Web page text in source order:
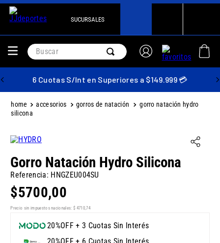
SUCURSALES
Buscar
6 Cuotas S/Int en Superiores a $149.999 💳
accesorios gorros de natación
gorro natación hydro
silicona
Gorro Natación Hydro Silicona
Referencia: HNGZEU004SU
$5700,00
Precio sin impuestos nacionales: $ 4710,74
20%OFF + 3 Cuotas Sin Interés